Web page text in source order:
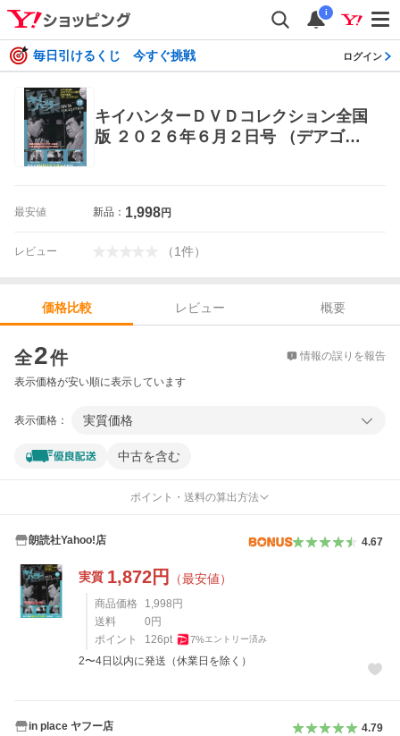
i
毎日引けるくじ 今すぐ挑戦 ログイン
キイハンターＤＶＤコレクション全国
版 ２０２６年６月２日号 （デアゴス
最安値 新品： 1,998円
レビュー （1件）
価格比較 レビュー
概要
全2件 情報の誤りを報告
表示価格が安い順に表示しています
表示価格： 実質価格
中古を含む
ポイント・送料の算出方法
朗読社Yahoo!店 4.67
実質 1,872円 （最安値）
商品価格 1,998 円
送料
0 円
ポイント
126pt 7%エントリー済み
2〜4日以内に発送（休業日を除く）
in place ヤフー店 4.79